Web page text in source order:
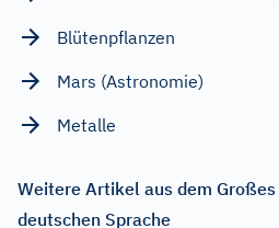
Blütenpflanzen
Mars (Astronomie)
Metalle
Weitere Artikel aus dem
deutschen Sprache